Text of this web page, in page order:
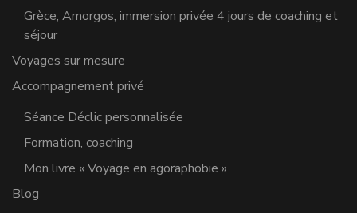
Grèce, Amorgos, immersion privée 4 jours de coaching et
séjour
Voyages sur mesure
Accompagnement privé
Séance Déclic personnalisée
Formation, coaching
Mon livre « Voyage en agoraphobie »
Blog